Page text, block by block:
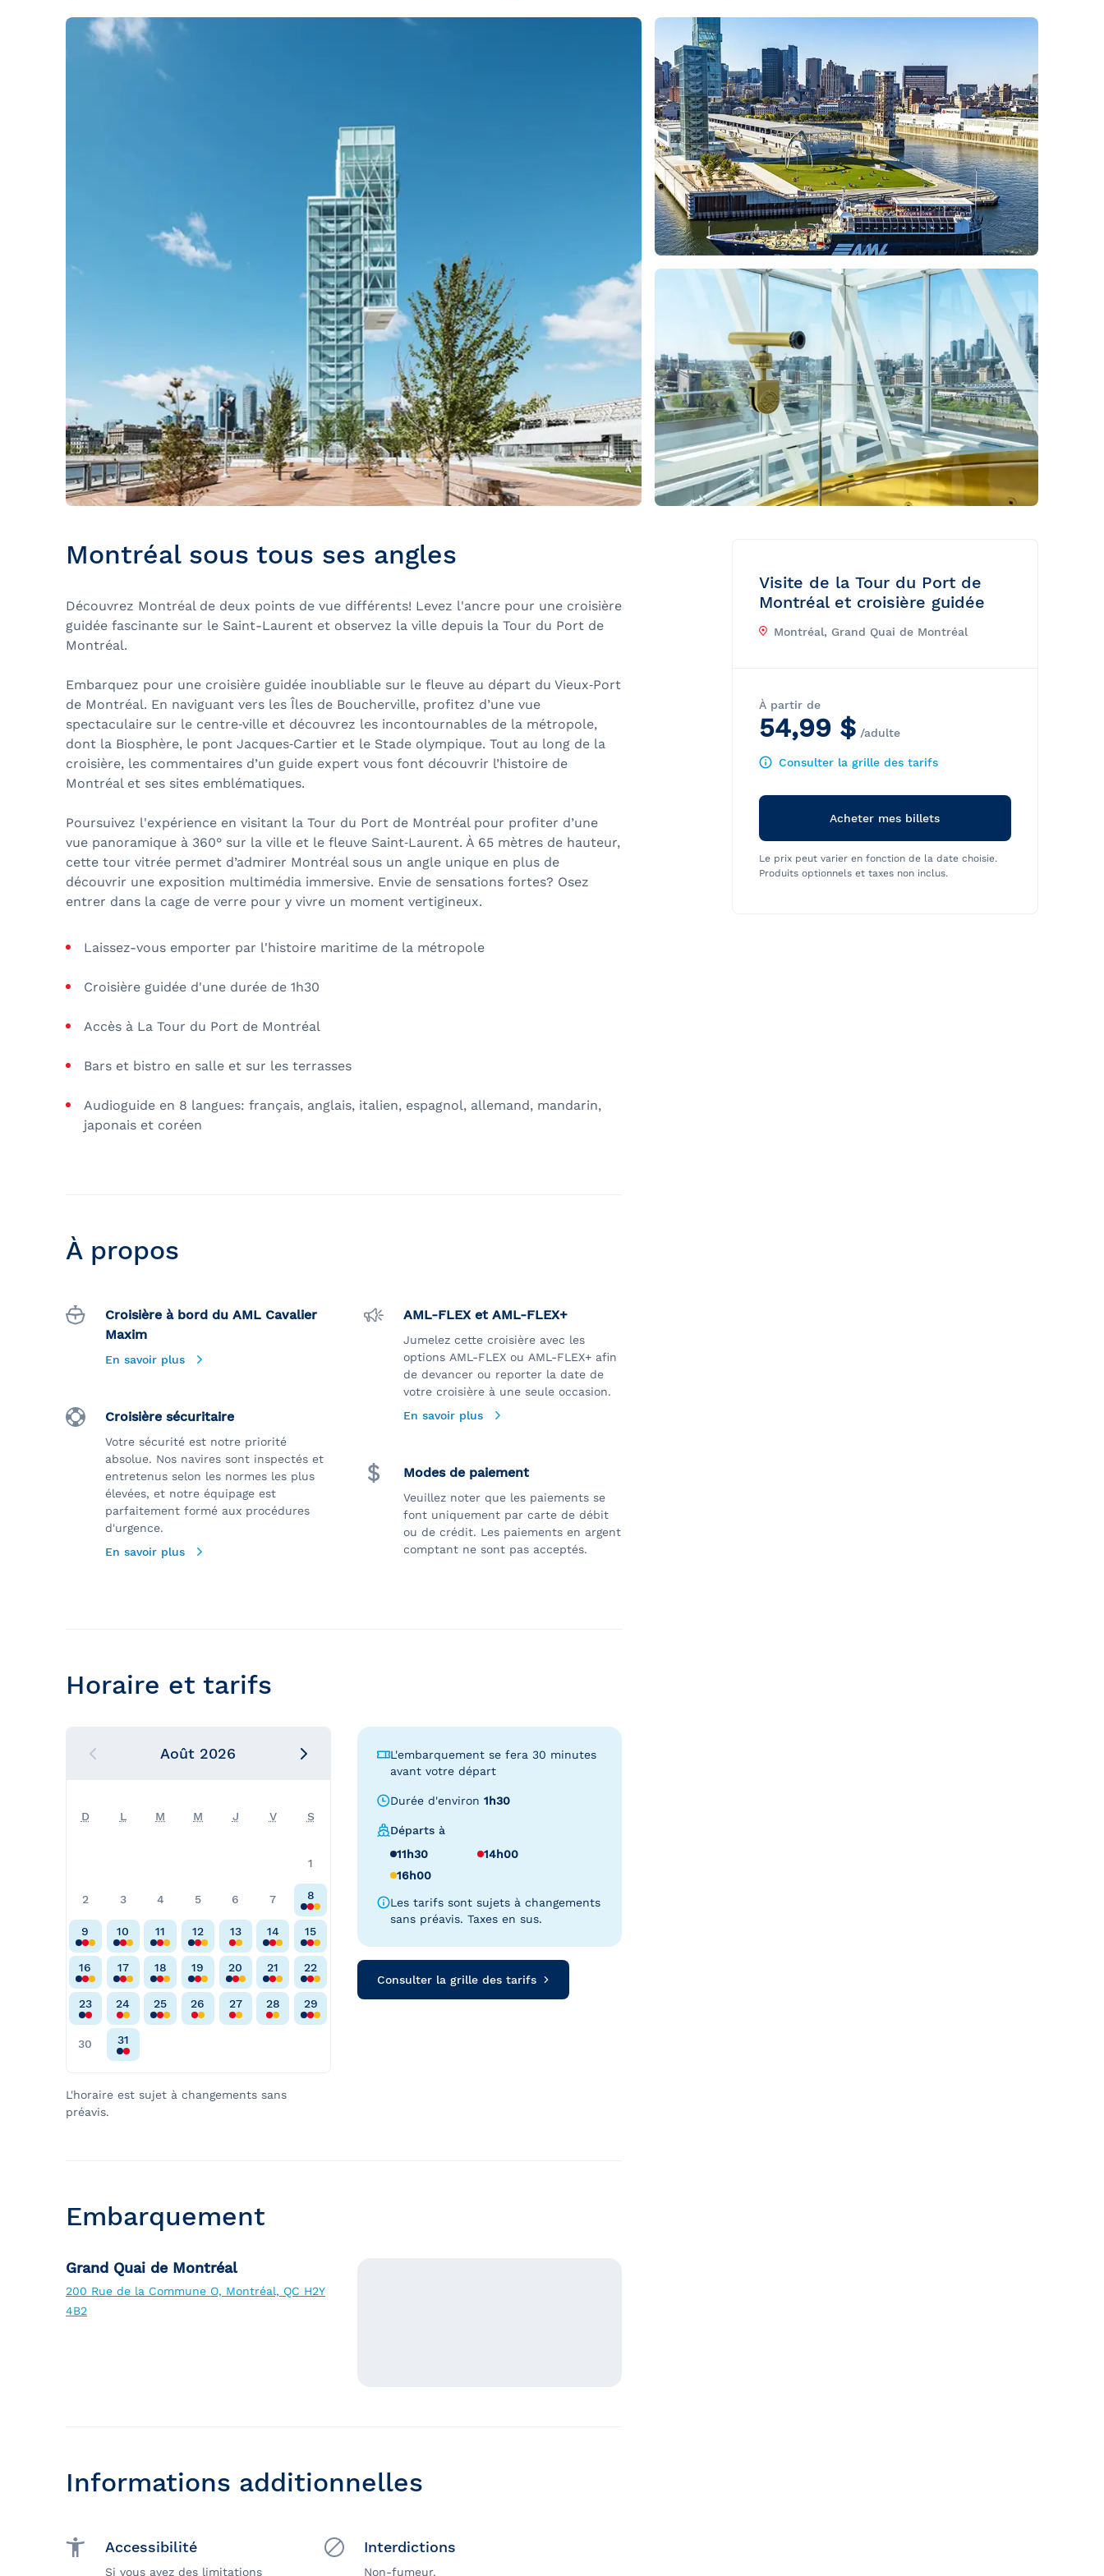
Croisières entre Montréal, Québec et
Tadoussac
Croisière de Noël
Croisière aux petits pingouins
Montréal sous tous ses angles
Découvrez Montréal de deux points de vue différents! Levez l'ancre pour une croisière
guidée fascinante sur le Saint-Laurent et observez la ville depuis la Tour du Port de
Montréal.
Embarquez pour une croisière guidée inoubliable sur le fleuve au départ du Vieux‑Port
de Montréal. En naviguant vers les Îles de Boucherville, profitez d’une vue
spectaculaire sur le centre‑ville et découvrez les incontournables de la métropole,
dont la Biosphère, le pont Jacques‑Cartier et le Stade olympique. Tout au long de la
croisière, les commentaires d’un guide expert vous font découvrir l’histoire de
Montréal et ses sites emblématiques.
Poursuivez l'expérience en visitant la Tour du Port de Montréal pour profiter d’une
vue panoramique à 360° sur la ville et le fleuve Saint‑Laurent. À 65 mètres de hauteur,
cette tour vitrée permet d’admirer Montréal sous un angle unique en plus de
découvrir une exposition multimédia immersive. Envie de sensations fortes? Osez
entrer dans la cage de verre pour y vivre un moment vertigineux.
Laissez-vous emporter par l'histoire maritime de la métropole
Croisière guidée d'une durée de 1h30
Accès à La Tour du Port de Montréal
Bars et bistro en salle et sur les terrasses
Audioguide en 8 langues: français, anglais, italien, espagnol, allemand, mandarin,
japonais et coréen
À propos
Croisière à bord du AML Cavalier
Maxim
En savoir plus
Croisière sécuritaire
Votre sécurité est notre priorité
absolue. Nos navires sont inspectés et
entretenus selon les normes les plus
élevées, et notre équipage est
parfaitement formé aux procédures
d'urgence.
En savoir plus
AML-FLEX et AML-FLEX+
Jumelez cette croisière avec les
options AML-FLEX ou AML-FLEX+ afin
de devancer ou reporter la date de
votre croisière à une seule occasion.
En savoir plus
Modes de paiement
Veuillez noter que les paiements se
font uniquement par carte de débit
ou de crédit. Les paiements en argent
comptant ne sont pas acceptés.
Horaire et tarifs
Août 2026
D L M M J V S
1
2 3 4 5 6 7 8
9 10 11 12 13 14 15
16 17 18 19 20 21 22
23 24 25 26 27 28 29
30 31
L'horaire est sujet à changements sans
préavis.
L'embarquement se fera 30 minutes
avant votre départ
Durée d'environ 1h30
Départs à
11h30
14h00
16h00
Les tarifs sont sujets à changements
sans préavis. Taxes en sus.
Consulter la grille des tarifs
Embarquement
Grand Quai de Montréal
200 Rue de la Commune O, Montréal, QC H2Y
4B2
Informations additionnelles
Accessibilité
Si vous avez des limitations
Interdictions
Non-fumeur.
Visite de la Tour du Port de
Montréal et croisière guidée
Montréal, Grand Quai de Montréal
À partir de
54,99 $ /adulte
Consulter la grille des tarifs
Acheter mes billets
Le prix peut varier en fonction de la date choisie.
Produits optionnels et taxes non inclus.